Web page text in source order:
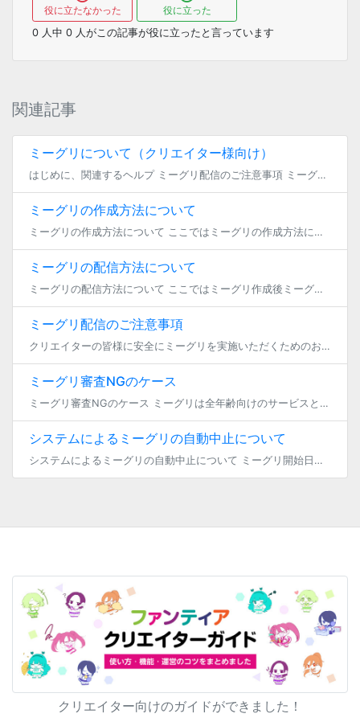
役に立たなかった
役に立った
0 人中 0 人がこの記事が役に立ったと言っています
関連記事
ミーグリについて（クリエイター様向け）
はじめに、関連するヘルプ ミーグリ配信のご注意事項 ミーグリが中止となるケース ミーグリ審査NGのケース システムによるミーグリの自動中止について ミーグリの作成方法について ミーグリの配信方法について ミ […]
ミーグリの作成方法について
ミーグリの作成方法について ここではミーグリの作成方法について4つの重要ポイントに沿ってご案内いたします。 ミーグリの作成 まずはじめに、ミーグリを作成する際は、ファンクラブメニューから「ミー […]
ミーグリの配信方法について
ミーグリの配信方法について ここではミーグリ作成後ミーグリ開催までの準備や、配信時の機能についてご案内します。 配信前の準備 ミーグリを作成するとミーグリ商品一覧画面に「ミーグリ画面へ移動する」ボタンが出現 […]
ミーグリ配信のご注意事項
クリエイターの皆様に安全にミーグリを実施いただくためのお願いです。 ミーグリ「配信画面待機画面」から「配信画面」への自動入室について ミーグリの配信待機画面では、ミーグリ開始日時または、ミーグリ登録時に設定 […]
ミーグリ審査NGのケース
ミーグリ審査NGのケース ミーグリは全年齢向けのサービスとなっております。 登録時の内容に性的表現、成人向けを示唆する内容が含まれている場合、ミーグリを非公開とさせていただき、チケットの販売を開始いただくことができません […]
システムによるミーグリの自動中止について
システムによるミーグリの自動中止について ミーグリ開始日時になってもミーグリを開始しないまま10分が経過するとミーグリはシステムにより自動中止され、該当配信は収益の対象外となります。 配信中にブラウザを閉じて10分が経過 […]
クリエイター向けのガイドができました！